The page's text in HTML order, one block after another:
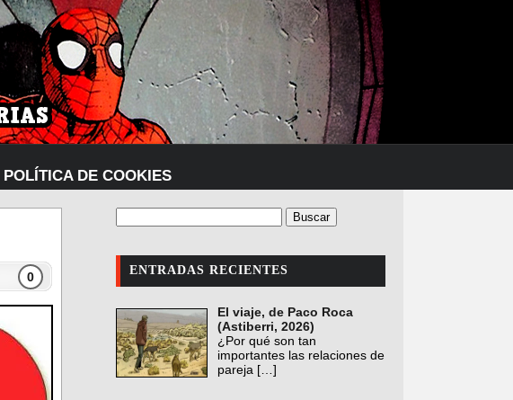
POLÍTICA DE COOKIES
0 ENTRADAS RECIENTES
El viaje, de Paco Roca
(Astiberri, 2026)
¿Por qué son tan
importantes las relaciones de
pareja […]